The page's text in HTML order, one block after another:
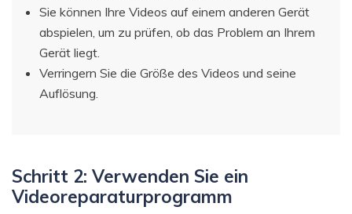
Sie können Ihre Videos auf einem anderen Gerät
abspielen, um zu prüfen, ob das Problem an Ihrem
Gerät liegt.
Verringern Sie die Größe des Videos und seine
Auflösung.
Schritt 2: Verwenden Sie ein
Videoreparaturprogramm